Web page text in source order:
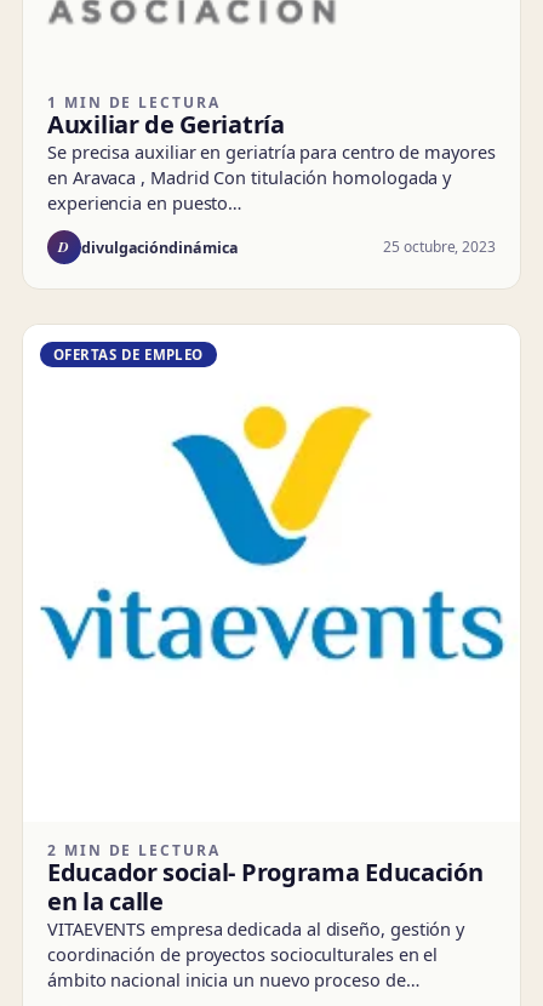
1 MIN DE LECTURA
Auxiliar de Geriatría
Se precisa auxiliar en geriatría para centro de mayores
en Aravaca , Madrid Con titulación homologada y
experiencia en puesto…
D divulgacióndinámica 25 octubre, 2023
OFERTAS DE EMPLEO
2 MIN DE LECTURA
Educador social- Programa Educación
en la calle
VITAEVENTS empresa dedicada al diseño, gestión y
coordinación de proyectos socioculturales en el
ámbito nacional inicia un nuevo proceso de…